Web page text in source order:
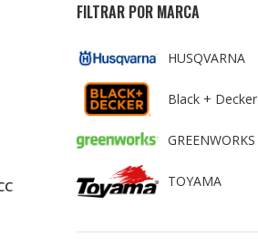
FILTRAR POR MARCA
HUSQVARNA
Black + Decker
GREENWORKS
TOYAMA